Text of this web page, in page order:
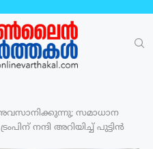
സമാധാന
നന്ദി അറിയിച്ച്‌ പുട്ടിൻ